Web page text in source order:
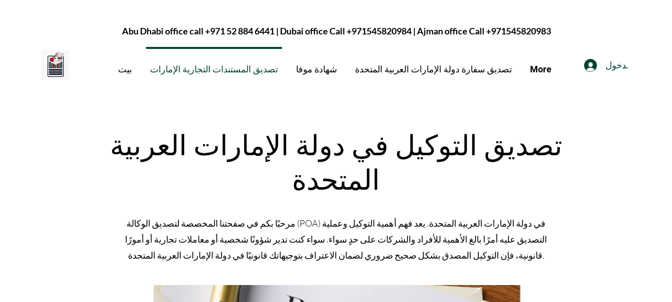
Abu Dhabi office call +971 52 884 6441 | Dubai office Call +971545820984 | Ajman office Call +971545820983
بيت تصديق المستندات التجارية الإمارات شهادة موفا تصديق سفارة دولة الإمارات العربية المتحدة More تسجيل الدخول
تصديق التوكيل في دولة الإمارات العربية
المتحدة
مرحبًا بكم في صفحتنا المخصصة لتصديق الوكالة (POA) في دولة الإمارات العربية المتحدة. يعد فهم أهمية التوكيل وعملية
التصديق عليه أمرًا بالغ الأهمية للأفراد والشركات على حدٍ سواء. سواء كنت تدير شؤونًا شخصية أو معاملات تجارية أو أمورًا
قانونية، فإن التوكيل المصدق بشكل صحيح ضروري لضمان الاعتراف بتوجيهاتك قانونيًا في دولة الإمارات العربية المتحدة.